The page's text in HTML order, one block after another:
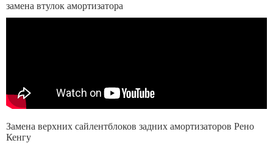
замена втулок амортизатора
Замена верхних сайлентблоков задних амортизаторов Рено
Кенгу